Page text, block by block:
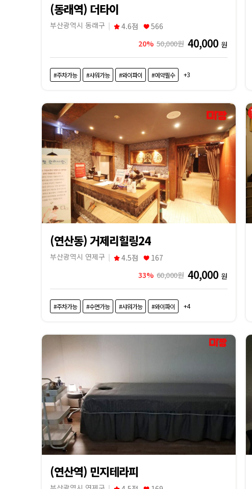
(동래역) 더타이
부산광역시 동래구 4.6점
566
20% 50,000원 40,000 원
#주차가능 #샤워가능 #와이파이 #예약필수 +3
(연산동) 거제리힐링24
부산광역시 연제구 4.5점
167
33% 60,000원 40,000 원
#주차가능 #수면가능 #샤워가능 #와이파이 +4
(연산역) 민지테라피